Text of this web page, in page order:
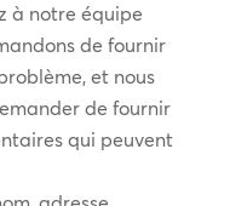
à notre équipe
de fournir
et nous
de fournir
qui peuvent